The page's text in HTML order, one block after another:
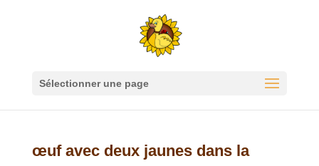
Sélectionner une page
œuf avec deux jaunes dans la